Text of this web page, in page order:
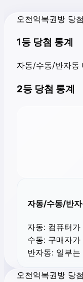
오천억복권방 당
1등 당첨 통계
자동/수동/반자동
2등 당첨 통계
자동/수동/반
자동: 컴퓨터
수동: 구매자
반자동: 일부
오천억복권방 당